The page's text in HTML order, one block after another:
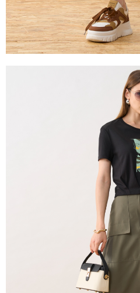
時審查核予不同之上限額度；若仍有額
請求用戶進行身份認證。
５．嚴禁一人註冊多個帳號或使用他人
恩沛科技股份有限公司將有權停止該用